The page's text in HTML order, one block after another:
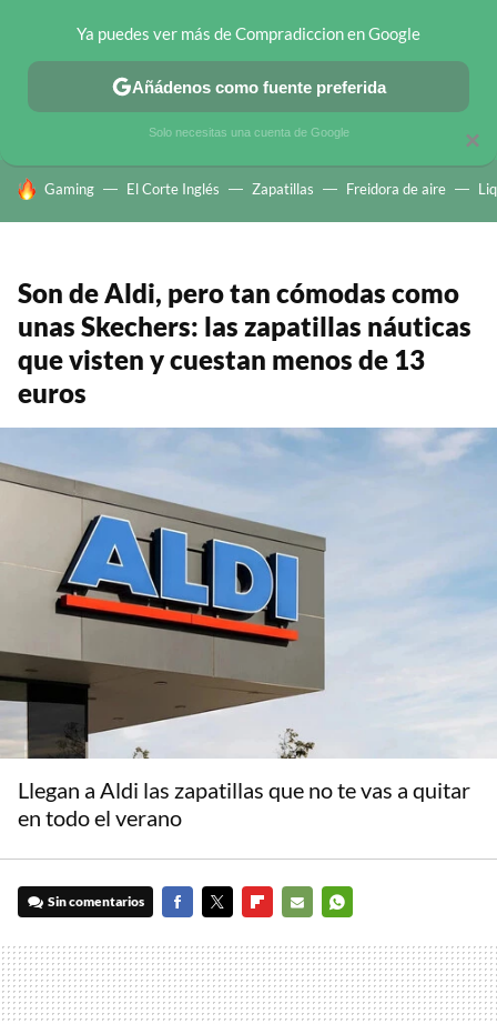
CHOLLOS TELEGRAM OFERTAS EN MÓVILES OFERTAS EN
HOY SE HABLA DE
Gaming El Corte Inglés Zapatillas Freidora de aire
Son de Aldi, pero tan cómodas como
unas Skechers: las zapatillas náuticas
que visten y cuestan menos de 13
euros
Llegan a Aldi las zapatillas que no te vas a quitar
en todo el verano
Sin comentarios
MAIL
×
Ya puedes ver más de Compradiccion en Google
Añádenos como fuente preferida
Solo necesitas una cuenta de Google